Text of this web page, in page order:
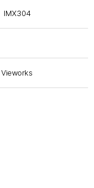
IMX304
Vieworks